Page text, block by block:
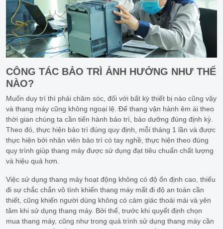
CÔNG TÁC BẢO TRÌ ẢNH HƯỞNG NHƯ THẾ
NÀO?
Muốn duy trì thì phải chăm sóc, đối với bất kỳ thiết bị nào cũng vậy
và thang máy cũng không ngoại lệ. Để thang vận hành êm ái theo
thời gian chúng ta cần tiến hành bảo trì, bảo dưỡng đúng định kỳ.
Theo đó, thực hiện bảo trì đúng quy định, mỗi tháng 1 lần và được
thực hiện bởi nhân viên bảo trì có tay nghề, thực hiện theo đúng
quy trình giúp thang máy được sử dụng đạt tiêu chuẩn chất lượng
và hiệu quả hơn.
Việc sử dụng thang máy hoạt động không có độ ổn định cao, thiếu
đi sự chắc chắn vô tình khiến thang máy mất đi độ an toàn cần
thiết, cũng khiến người dùng không có cảm giác thoải mái và yên
tâm khi sử dụng thang máy. Bởi thế, trước khi quyết định chọn
mua thang máy, cũng như trong quá trình sử dụng thang máy cần